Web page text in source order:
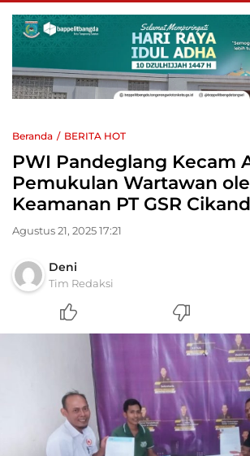
Beranda BERITA HOT
PWI Pandeglang Kecam
Pemukulan Wartawan
Keamanan PT GSR
Agustus 21, 2025 17:21
Deni
Tim Redaksi